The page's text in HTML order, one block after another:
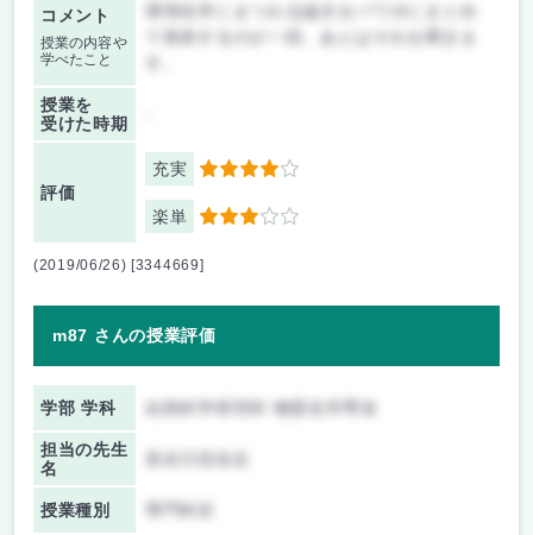
コメント
授業の内容や
学べたこと
環境化学にまつわる論文をパワポにまとめ
て発表するのが一回、あとはそれを聞きま
授業を
受けた時期
評価
充実 4
楽単 3
(2019/06/26) [3344669]
m87 さんの授業評価
学部 学科 自然科学研究科 物質化学専攻
担当の先生
名
授業種別